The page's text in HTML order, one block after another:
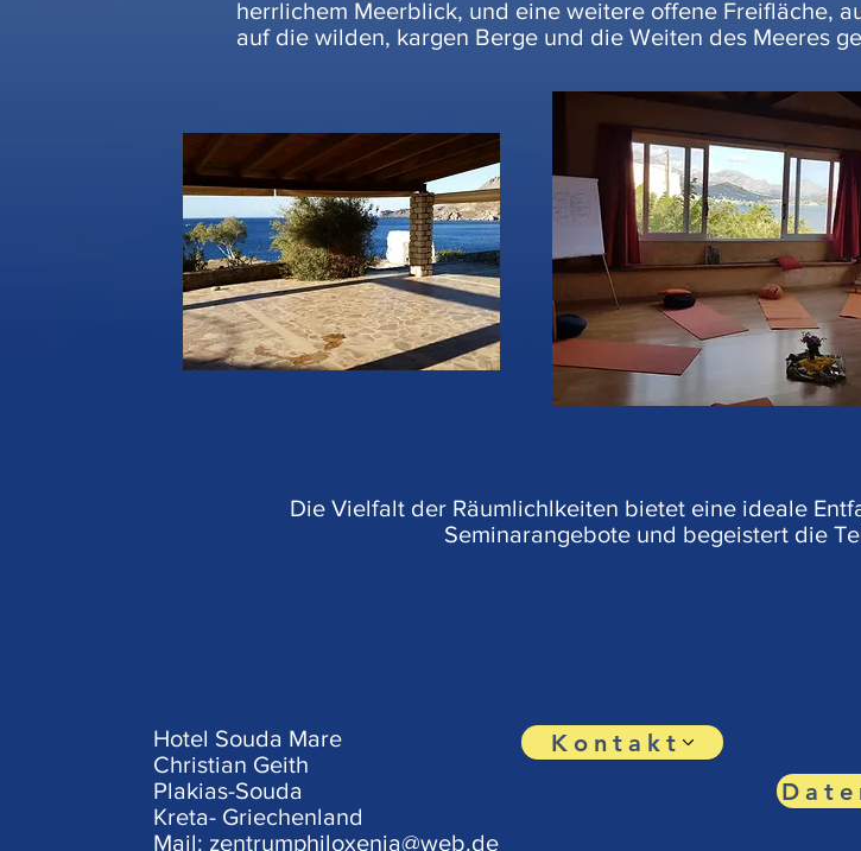
herrlichem Meerblick, und eine weitere offene Freifläche,
auf die wilden, kargen Berge und die Weiten des Meeres
Die Vielfalt der Räumlichlkeiten bietet eine ideale
Seminarangebote und begeistert die
Hotel Souda Mare
Christian Geith
Plakias-Souda
Kreta- Griechenland
Mail: zentrumphiloxenia@web.de
Kontakt